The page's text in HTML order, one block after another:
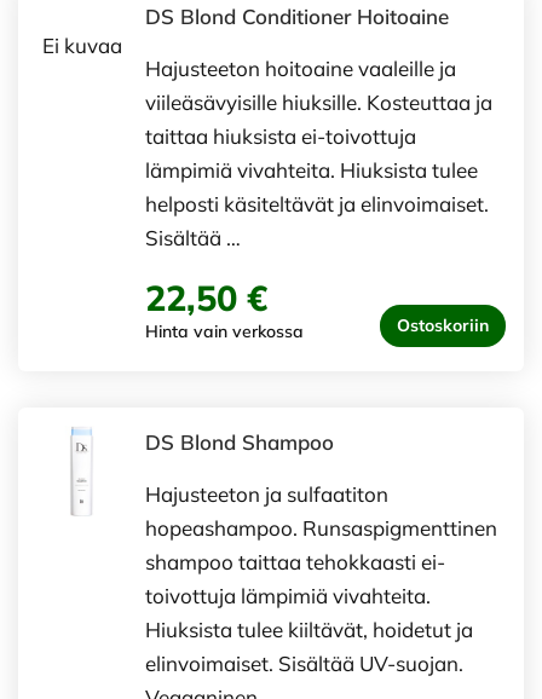
Ei kuvaa
DS Blond Conditioner Hoitoaine
Hajusteeton hoitoaine vaaleille ja
viileäsävyisille hiuksille. Kosteuttaa ja
taittaa hiuksista ei-toivottuja
lämpimiä vivahteita. Hiuksista tulee
helposti käsiteltävät ja elinvoimaiset.
Sisältää …
22,50 €
Hinta vain verkossa Ostoskoriin
DS Blond Shampoo
Hajusteeton ja sulfaatiton
hopeashampoo. Runsaspigmenttinen
shampoo taittaa tehokkaasti ei-
toivottuja lämpimiä vivahteita.
Hiuksista tulee kiiltävät, hoidetut ja
elinvoimaiset. Sisältää UV-suojan.